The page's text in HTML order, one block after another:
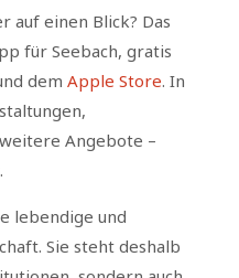
auf einen Blick? Das
für Seebach, gratis
dem Apple Store. In
Angebote –
lebendige und
Sie steht deshalb